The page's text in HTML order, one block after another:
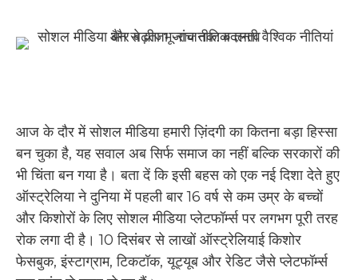
आज के दौर में सोशल मीडिया हमारी ज़िंदगी का कितना बड़ा हिस्सा
बन चुका है, यह सवाल अब सिर्फ समाज का नहीं बल्कि सरकारों की
भी चिंता बन गया है। बता दें कि इसी बहस को एक नई दिशा देते हुए
ऑस्ट्रेलिया ने दुनिया में पहली बार 16 वर्ष से कम उम्र के बच्चों
और किशोरों के लिए सोशल मीडिया प्लेटफॉर्म्स पर लगभग पूरी तरह
रोक लगा दी है। 10 दिसंबर से लाखों ऑस्ट्रेलियाई किशोर
फेसबुक, इंस्टाग्राम, टिकटॉक, यूट्यूब और रेडिट जैसे प्लेटफॉर्म्स